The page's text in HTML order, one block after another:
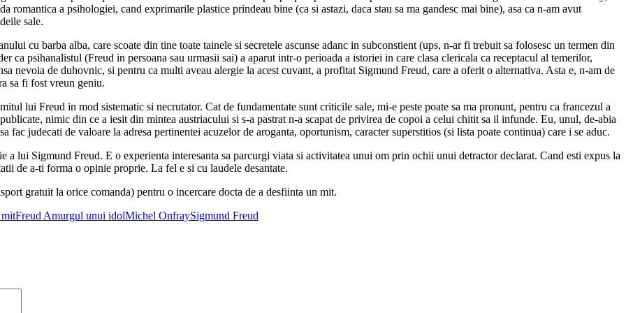
romantica a psihologiei, cand exprimarile plastice prindeau bine (ca si astazi, daca stau sa ma gandesc mai bine), asa ca n-am avut
sale.
cu barba alba, care scoate din tine toate tainele si secretele ascunse adanc in subconstient (ups, n-ar fi trebuit sa folosesc un termen din
ca psihanalistul (Freud in persoana sau urmasii sai) a aparut intr-o perioada a istoriei in care clasa clericala ca receptacul al temerilor,
nevoia de duhovnic, si pentru ca multi aveau alergie la acest cuvant, a profitat Sigmund Freud, care a oferit o alternativa. Asta e, n-am de
sa fi fost vreun geniu.
lui Freud in mod sistematic si necrutator. Cat de fundamentate sunt criticile sale, mi-e peste poate sa ma pronunt, pentru ca francezul a
nimic din ce a iesit din mintea austriacului si s-a pastrat n-a scapat de privirea de copoi a celui chitit sa il infunde. Eu, unul, de-abia
fac judecati de valoare la adresa pertinentei acuzelor de aroganta, oportunism, caracter superstitios (si lista poate continua) care i se aduc.
a lui Sigmund Freud. E o experienta interesanta sa parcurgi viata si activitatea unui om prin ochii unui detractor declarat. Cand esti expus la
de a-ti forma o opinie proprie. La fel e si cu laudele desantate.
gratuit la orice comanda) pentru o incercare docta de a desfiinta un mit.
Freud Amurgul unui idolMichel OnfraySigmund Freud